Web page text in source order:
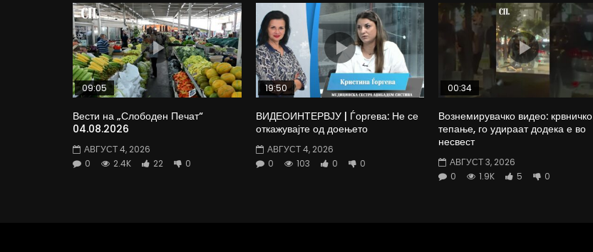
09:05
Вести на „Слободен Печат“
04.08.2026
АВГУСТ 4, 2026
0
2.4K 22 0
19:50
ВИДЕОИНТЕРВЈУ | Ѓоргева: Не се
откажувајте од доењето
АВГУСТ 4, 2026
0
103 0 0
00:34
Вознемирувачко видео: крвничко
тепање, го удираат додека е во
несвест
АВГУСТ 3, 2026
0
1.9K 5 0